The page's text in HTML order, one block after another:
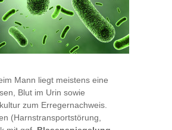
Mann liegt meistens eine
Blut im Urin sowie
zum Erregernachweis.
(Harnstransportstörung,